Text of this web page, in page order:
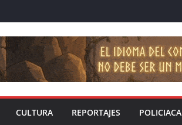
CULTURA REPORTAJES POLICIACA